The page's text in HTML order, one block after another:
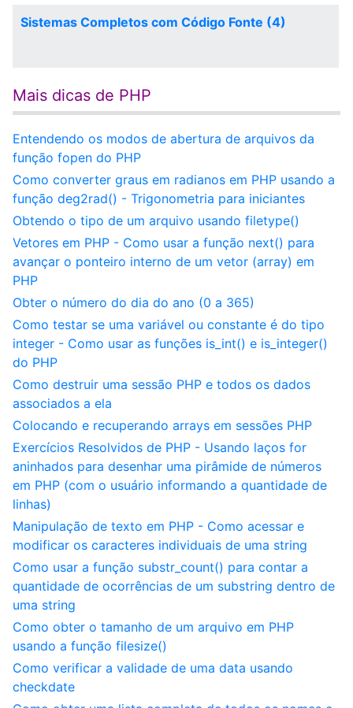
Sistemas Completos com Código Fonte (4)
Mais dicas de PHP
Entendendo os modos de abertura de arquivos da
função fopen do PHP
Como converter graus em radianos em PHP usando a
função deg2rad() - Trigonometria para iniciantes
Obtendo o tipo de um arquivo usando filetype()
Vetores em PHP - Como usar a função next() para
avançar o ponteiro interno de um vetor (array) em
PHP
Obter o número do dia do ano (0 a 365)
Como testar se uma variável ou constante é do tipo
integer - Como usar as funções is_int() e is_integer()
do PHP
Como destruir uma sessão PHP e todos os dados
associados a ela
Colocando e recuperando arrays em sessões PHP
Exercícios Resolvidos de PHP - Usando laços for
aninhados para desenhar uma pirâmide de números
em PHP (com o usuário informando a quantidade de
linhas)
Manipulação de texto em PHP - Como acessar e
modificar os caracteres individuais de uma string
Como usar a função substr_count() para contar a
quantidade de ocorrências de um substring dentro de
uma string
Como obter o tamanho de um arquivo em PHP
usando a função filesize()
Como verificar a validade de uma data usando
checkdate